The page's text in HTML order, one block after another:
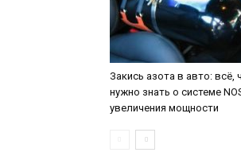
Закись азота в авто: всё,
нужно знать о системе
увеличения мощности